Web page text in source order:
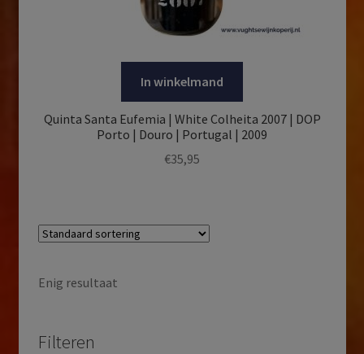
In winkelmand
Quinta Santa Eufemia | White Colheita 2007 | DOP
Porto | Douro | Portugal | 2009
€35,95
Enig resultaat
Filteren